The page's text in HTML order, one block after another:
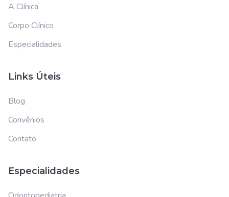
A Clínica
Corpo Clínico
Especialidades
Links Úteis
Blog
Convênios
Contato
Especialidades